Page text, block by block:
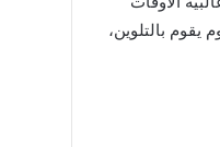
يقوم بالتلوين،